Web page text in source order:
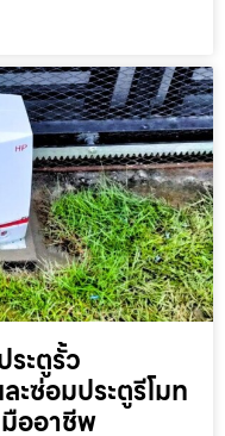
ะตูรั้ว
ซ่อมประตูรีโมท
ออาชีพ